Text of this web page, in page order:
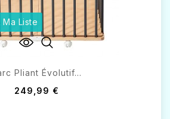
Liste
Pliant Évolutif...
249,99 €